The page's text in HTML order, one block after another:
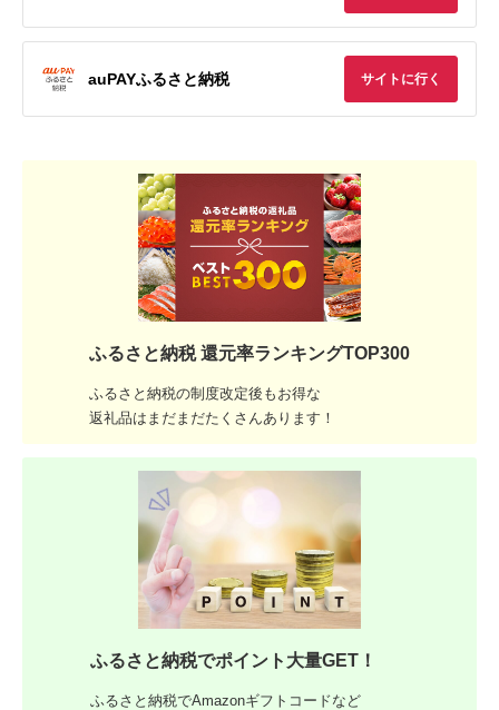
auPAYふるさと納税 サイトに行く
ふるさと納税 還元率ランキングTOP300
ふるさと納税の制度改定後もお得な
返礼品はまだまだたくさんあります！
ふるさと納税でポイント大量GET！
ふるさと納税でAmazonギフトコードなど